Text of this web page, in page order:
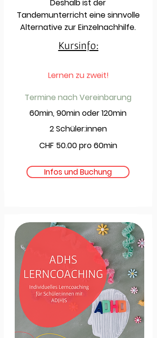
Deshalb ist der
Tandemunterricht eine sinnvolle
Alternative zur Einzelnachhilfe.
Kursinfo:
Lernen zu zweit!
Termine nach Vereinbarung
60min, 90min oder 120min
2 Schüler:innen
CHF 50.00 pro 60min
Infos und Buchung